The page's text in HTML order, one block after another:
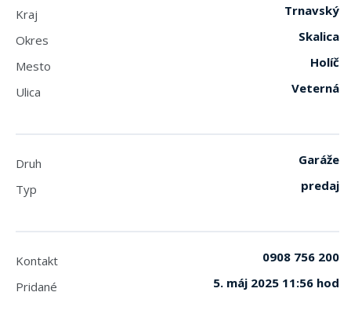
Kraj
Trnavský
Okres
Skalica
Mesto
Holíč
Ulica
Veterná
Druh
Garáže
Typ
predaj
Kontakt
0908 756 200
Pridané
5. máj 2025 11:56 hod